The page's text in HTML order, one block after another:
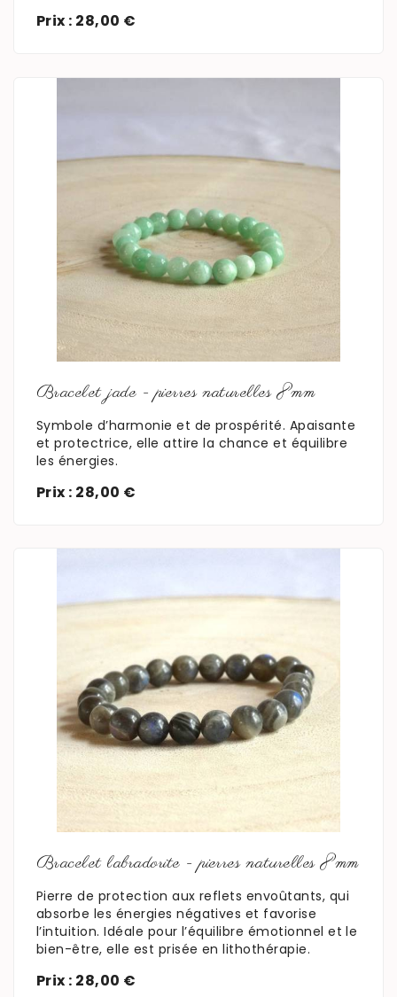
Prix : 28,00 €
Bracelet jade - pierres naturelles 8mm
Symbole d’harmonie et de prospérité. Apaisante
et protectrice, elle attire la chance et équilibre
les énergies.
Prix : 28,00 €
En savoir plus
Bracelet labradorite - pierres naturelles 8mm
Pierre de protection aux reflets envoûtants, qui
absorbe les énergies négatives et favorise
l’intuition. Idéale pour l’équilibre émotionnel et le
bien-être, elle est prisée en lithothérapie.
Prix : 28,00 €